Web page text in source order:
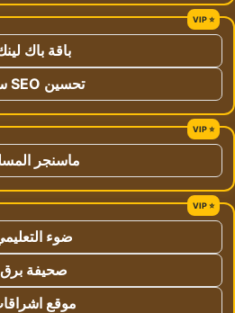
باقة باك
تحسين SEO سلة
ماسنجر
ضوء
صحيفة برق
موقع